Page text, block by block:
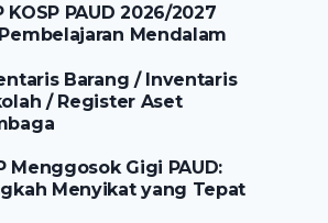
KOSP PAUD 2026/2027
Mendalam
Barang / Inventaris
/ Register Aset
Menggosok Gigi PAUD:
Menyikat yang Tepat